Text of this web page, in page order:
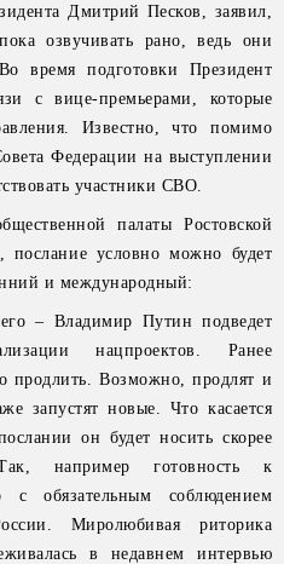
Дмитрий Песков, заявил,
озвучивать рано, ведь они
время подготовки Президент
с вице-премьерами, которые
Известно, что помимо
Федерации на выступлении
участники СВО.
палаты Ростовской
послание условно можно будет
и международный:
– Владимир Путин подведет
нацпроектов. Ранее
продлить. Возможно, продлят и
запустят новые. Что касается
он будет носить скорее
например готовность к
обязательным соблюдением
Миролюбивая риторика
в недавнем интервью